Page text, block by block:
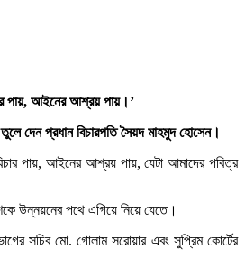
পায়, আইনের আশ্রয় পায়।’
দেন প্রধান বিচারপতি সৈয়দ মাহমুদ হোসেন।
পায়, আইনের আশ্রয় পায়, যেটা আমাদের পবিত্র
উন্নয়নের পথে এগিয়ে নিয়ে যেতে।
সচিব মো. গোলাম সরোয়ার এবং সুপ্রিম কোর্টের